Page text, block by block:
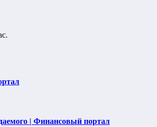
| Финансовый портал